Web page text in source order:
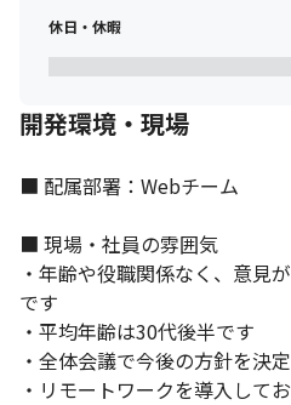
休日・休暇
開発環境・現場
■ 配属部署：Webチーム
■ 現場・社員の雰囲気
・年齢や役職関係なく、意見
です
・平均年齢は30代後半です
・全体会議で今後の方針を決
・リモートワークを導入して